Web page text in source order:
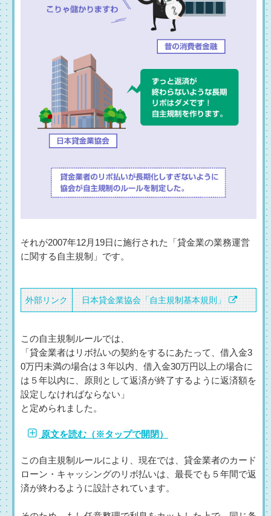
それが2007年12月19日に施行された「貸金業の業務運営
に関する自主規制」です。
外部リンク 日本貸金業協会「自主規制基本規則」
この自主規制ルールでは、
「貸金業者はリボ払いの契約をするにあたって、借入金3
0万円未満の場合は３年以内、借入金30万円以上の場合に
は５年以内に、原則として返済が終了するように返済額を
設定しなければならない」
と定められました。
原文を読む（※タップで開閉）
この自主規制ルールにより、現在では、貸金業者のカード
ローン・キャッシングのリボ払いは、最長でも５年間で返
済が終わるように設計されています。